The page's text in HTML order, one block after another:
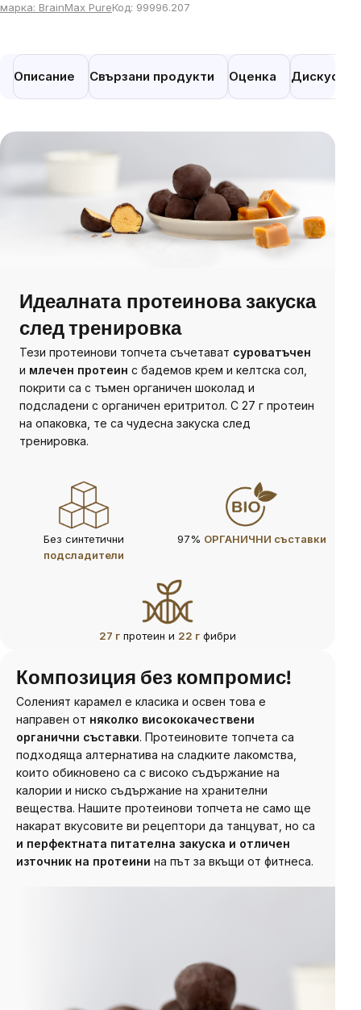
марка: BrainMax PureКод: 99996.207
Описание Свързани продукти Оценка Дискусия
Идеалната протеинова закуска
след тренировка
Тези протеинови топчета съчетават суроватъчен
и млечен протеин с бадемов крем и келтска сол,
покрити са с тъмен органичен шоколад и
подсладени с органичен еритритол. С 27 г протеин
на опаковка, те са чудесна закуска след
тренировка.
Без синтетични
подсладители
97% ОРГАНИЧНИ съставки
27 г протеин и 22 г фибри
Композиция без компромис!
Соленият карамел е класика и освен това е
направен от няколко висококачествени
органични съставки. Протеиновите топчета са
подходяща алтернатива на сладките лакомства,
които обикновено са с високо съдържание на
калории и ниско съдържание на хранителни
вещества. Нашите протеинови топчета не само ще
накарат вкусовите ви рецептори да танцуват, но са
и перфектната питателна закуска и отличен
източник на протеини на път за вкъщи от фитнеса.